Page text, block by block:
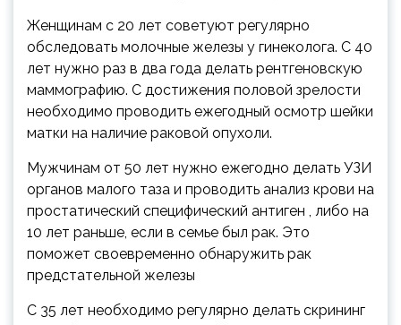
Женщинам с 20 лет советуют регулярно
обследовать молочные железы у гинеколога. С 40
лет нужно раз в два года делать рентгеновскую
маммографию. С достижения половой зрелости
необходимо проводить ежегодный осмотр шейки
матки на наличие раковой опухоли.
Мужчинам от 50 лет нужно ежегодно делать УЗИ
органов малого таза и проводить анализ крови на
простатический специфический антиген , либо на
10 лет раньше, если в семье был рак. Это
поможет своевременно обнаружить рак
предстательной железы
С 35 лет необходимо регулярно делать скрининг